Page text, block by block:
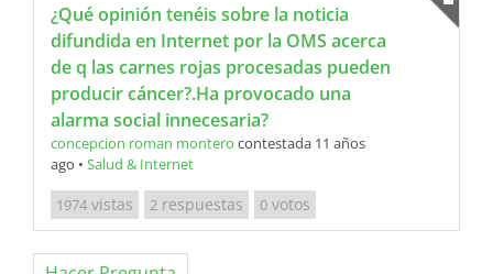
¿Qué opinión tenéis sobre la noticia
difundida en Internet por la OMS acerca
de q las carnes rojas procesadas pueden
producir cáncer?.Ha provocado una
alarma social innecesaria?
concepcion roman montero contestada 11 años
ago • Salud & Internet
1974 vistas 2 respuestas 0 votos